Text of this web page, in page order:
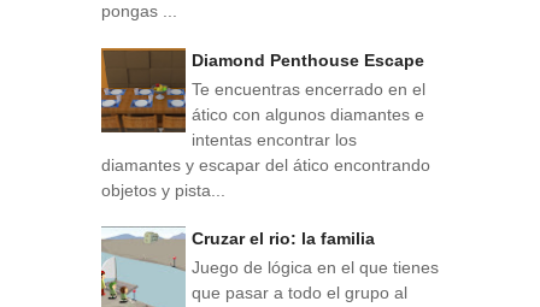
pongas ...
Diamond Penthouse Escape
Te encuentras encerrado en el
ático con algunos diamantes e
intentas encontrar los
diamantes y escapar del ático encontrando
objetos y pista...
Cruzar el rio: la familia
Juego de lógica en el que tienes
que pasar a todo el grupo al